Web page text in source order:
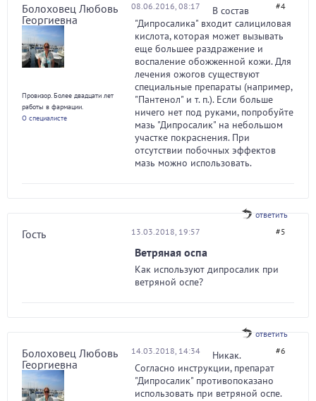
Болоховец Любовь
Георгиевна
Провизор. Более двадцати лет
работы в фармации.
О специалисте
08.06.2016, 08:17 #4
В состав
"Дипросалика" входит салициловая
кислота, которая может вызывать
еще большее раздражение и
воспаление обожженной кожи. Для
лечения ожогов существуют
специальные препараты (например,
"Пантенол" и т. п.). Если больше
ничего нет под руками, попробуйте
мазь "Дипросалик" на небольшом
участке покраснения. При
отсутствии побочных эффектов
мазь можно использовать.
ответить
Гость 13.03.2018, 19:57 #5
Ветряная оспа
Как используют дипросалик при
ветряной оспе?
ответить
Болоховец Любовь
Георгиевна
14.03.2018, 14:34 #6
Никак.
Согласно инструкции, препарат
"Дипросалик" противопоказано
использовать при ветряной оспе.